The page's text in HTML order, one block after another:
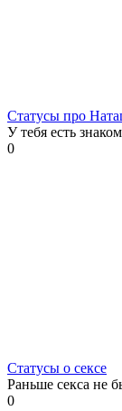
Статусы про
У тебя есть
0
Статусы о сексе
Раньше секса не
0